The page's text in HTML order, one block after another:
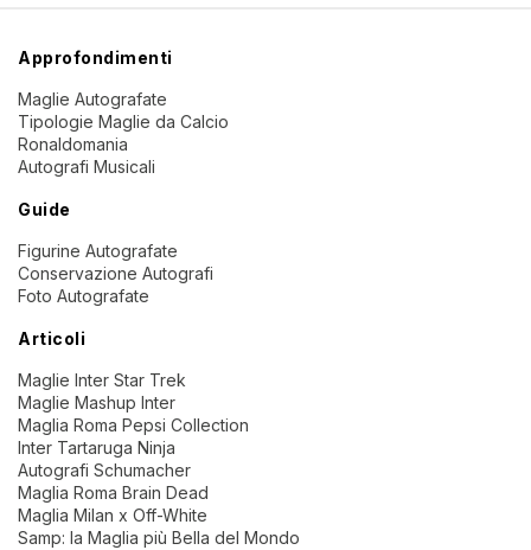
Approfondimenti
Maglie Autografate
Tipologie Maglie da Calcio
Ronaldomania
Autografi Musicali
Guide
Figurine Autografate
Conservazione Autografi
Foto Autografate
Articoli
Maglie Inter Star Trek
Maglie Mashup Inter
Maglia Roma Pepsi Collection
Inter Tartaruga Ninja
Autografi Schumacher
Maglia Roma Brain Dead
Maglia Milan x Off-White
Samp: la Maglia più Bella del Mondo